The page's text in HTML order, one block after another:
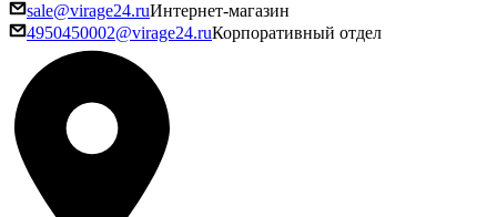
sale@virage24.ruИнтернет-магазин
4950450002@virage24.ruКорпоративный отдел